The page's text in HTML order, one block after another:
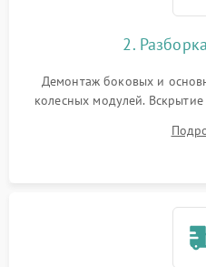
2.
Демонтаж боковых и
колесных модулей.
очистка внутренних
скопившейся пыли,